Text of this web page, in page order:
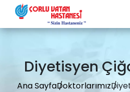
Diyetisyen
Ana SayfaDoktorlarımız